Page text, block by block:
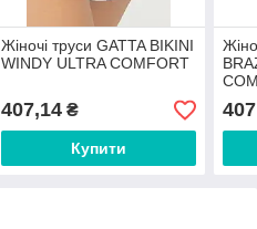
Жіночі труси GATTA BIKINI
WINDY ULTRA COMFORT
407,14₴
Купити